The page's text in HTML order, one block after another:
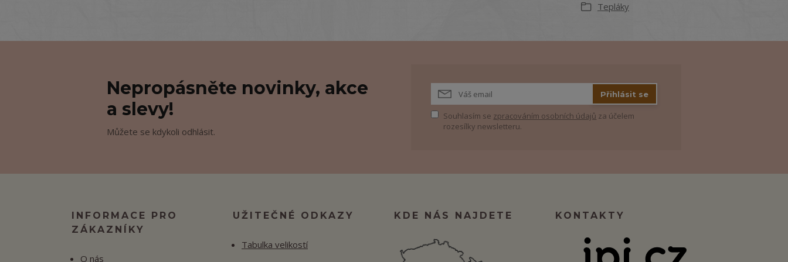
Tepláky
Nepropásněte novinky, akce
a slevy!
Můžete se kdykoli odhlásit.
Přihlásit se
Souhlasím se zpracováním osobních údajů za účelem
rozesílky newsletteru.
INFORMACE PRO
ZÁKAZNÍKY
O nás
UŽITEČNÉ ODKAZY
Tabulka velikostí
KDE NÁS NAJDETE KONTAKTY